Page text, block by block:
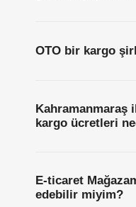
OTO bir kargo
Kahramanmaraş
kargo ücretleri
E-ticaret
edebilir miyim?